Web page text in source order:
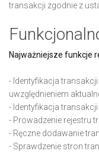
transakcji zgodnie z
Najważniejsze funkcje
- Identyfikacja
uwzględnieniem
- Identyfikacja
- Prowadzenie rejestru
- Ręczne dodawanie
- Sprawdzenie stron